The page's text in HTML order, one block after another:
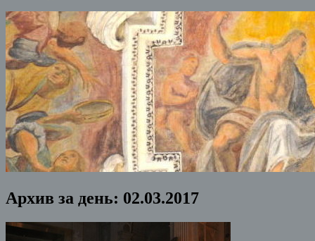
Архив за день: 02.03.2017